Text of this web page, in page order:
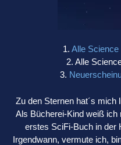
1. Alle
2. Alle
3.
Zu den Sternen hat´s
Als Bücherei-Kind weiß ich
erstes SciFi-Buch in der
Irgendwann, vermute ich,